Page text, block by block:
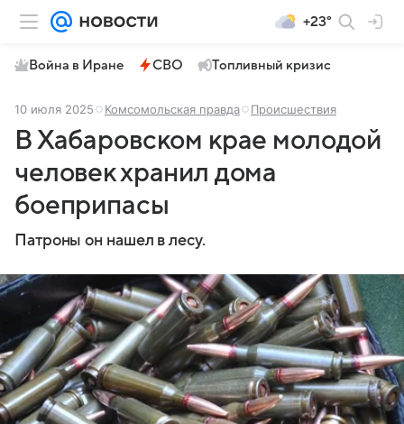
+23°
Война в Иране СВО Топливный кризис
10 июля 2025 Комсомольская правда Происшествия
В Хабаровском крае молодой
человек хранил дома
боеприпасы
Патроны он нашел в лесу.